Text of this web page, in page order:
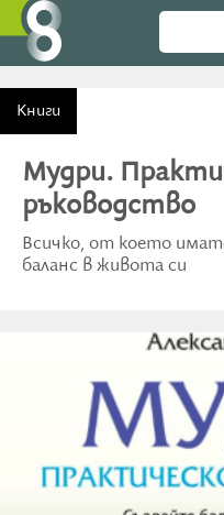
Книги
Мудри.
ръководство
Всичко, от което
баланс в живота си